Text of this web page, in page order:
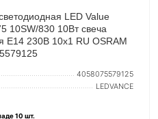
LED Value
10SW/830 10Вт свеча
E14 230В 10х1 RU OSRAM
4058075579125
LEDVANCE
10 шт.